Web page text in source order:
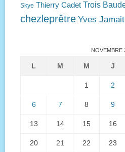
Skye Thierry Cadet Trois
chezleprêtre Yves Jamait
NOVEMBRE
L M M J
1 2
6 7 8 9
13 14 15 16
20 21 22 23